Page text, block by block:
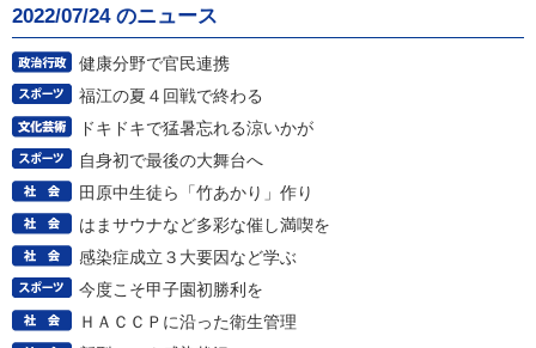
2022/07/24 のニュース
健康分野で官民連携
福江の夏４回戦で終わる
ドキドキで猛暑忘れる涼いかが
自身初で最後の大舞台へ
田原中生徒ら「竹あかり」作り
はまサウナなど多彩な催し満喫を
感染症成立３大要因など学ぶ
今度こそ甲子園初勝利を
ＨＡＣＣＰに沿った衛生管理